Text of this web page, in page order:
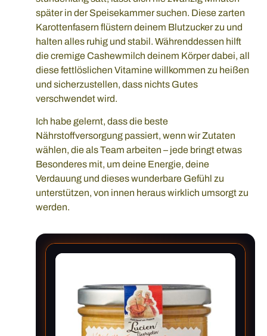
später in der Speisekammer suchen. Diese zarten
Karottenfasern flüstern deinem Blutzucker zu und
halten alles ruhig und stabil. Währenddessen hilft
die cremige Cashewmilch deinem Körper dabei, all
diese fettlöslichen Vitamine willkommen zu heißen
und sicherzustellen, dass nichts Gutes
verschwendet wird.
Ich habe gelernt, dass die beste
Nährstoffversorgung passiert, wenn wir Zutaten
wählen, die als Team arbeiten – jede bringt etwas
Besonderes mit, um deine Energie, deine
Verdauung und dieses wunderbare Gefühl zu
unterstützen, von innen heraus wirklich umsorgt zu
werden.